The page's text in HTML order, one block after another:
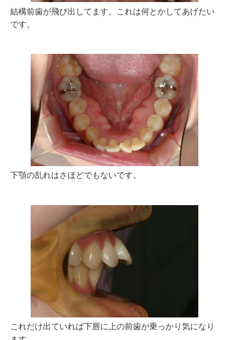
結構前歯が飛び出してます。これは何とかしてあげたい
です。
下顎の乱れはさほどでもないです。
これだけ出ていれば下唇に上の前歯が乗っかり気になり